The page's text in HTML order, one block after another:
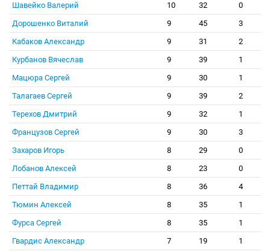
Шавейко Валерий
10 32
0
Дорошенко Виталий
9 45
3
Кабаков Александр
9 31
2
Курбанов Вячеслав
9 39
1
Мацюра Сергей
9 30
1
Талагаев Сергей
9 39
2
Терехов Дмитрий
9 32
1
Французов Сергей
9 30
3
Захаров Игорь
8 29
0
Лобанов Алексей
8 23
0
Петтай Владимир
8 36
4
Тюмин Алексей
8 35
1
Фурса Сергей
8 35
1
Гвардис Александр
7 19
1